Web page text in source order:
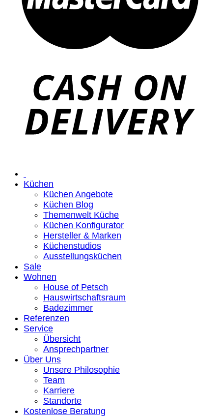
Küchen
Küchen Angebote
Küchen Blog
Themenwelt Küche
Küchen Konfigurator
Hersteller & Marken
Küchenstudios
Ausstellungsküchen
Sale
Wohnen
House of Petsch
Hauswirtschaftsraum
Badezimmer
Referenzen
Service
Übersicht
Ansprechpartner
Über Uns
Unsere Philosophie
Team
Karriere
Standorte
Kostenlose Beratung